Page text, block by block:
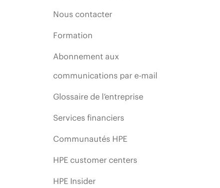
Nous contacter
Formation
Abonnement aux
communications par e-mail
Glossaire de l’entreprise
Services financiers
Communautés HPE
HPE customer centers
HPE Insider